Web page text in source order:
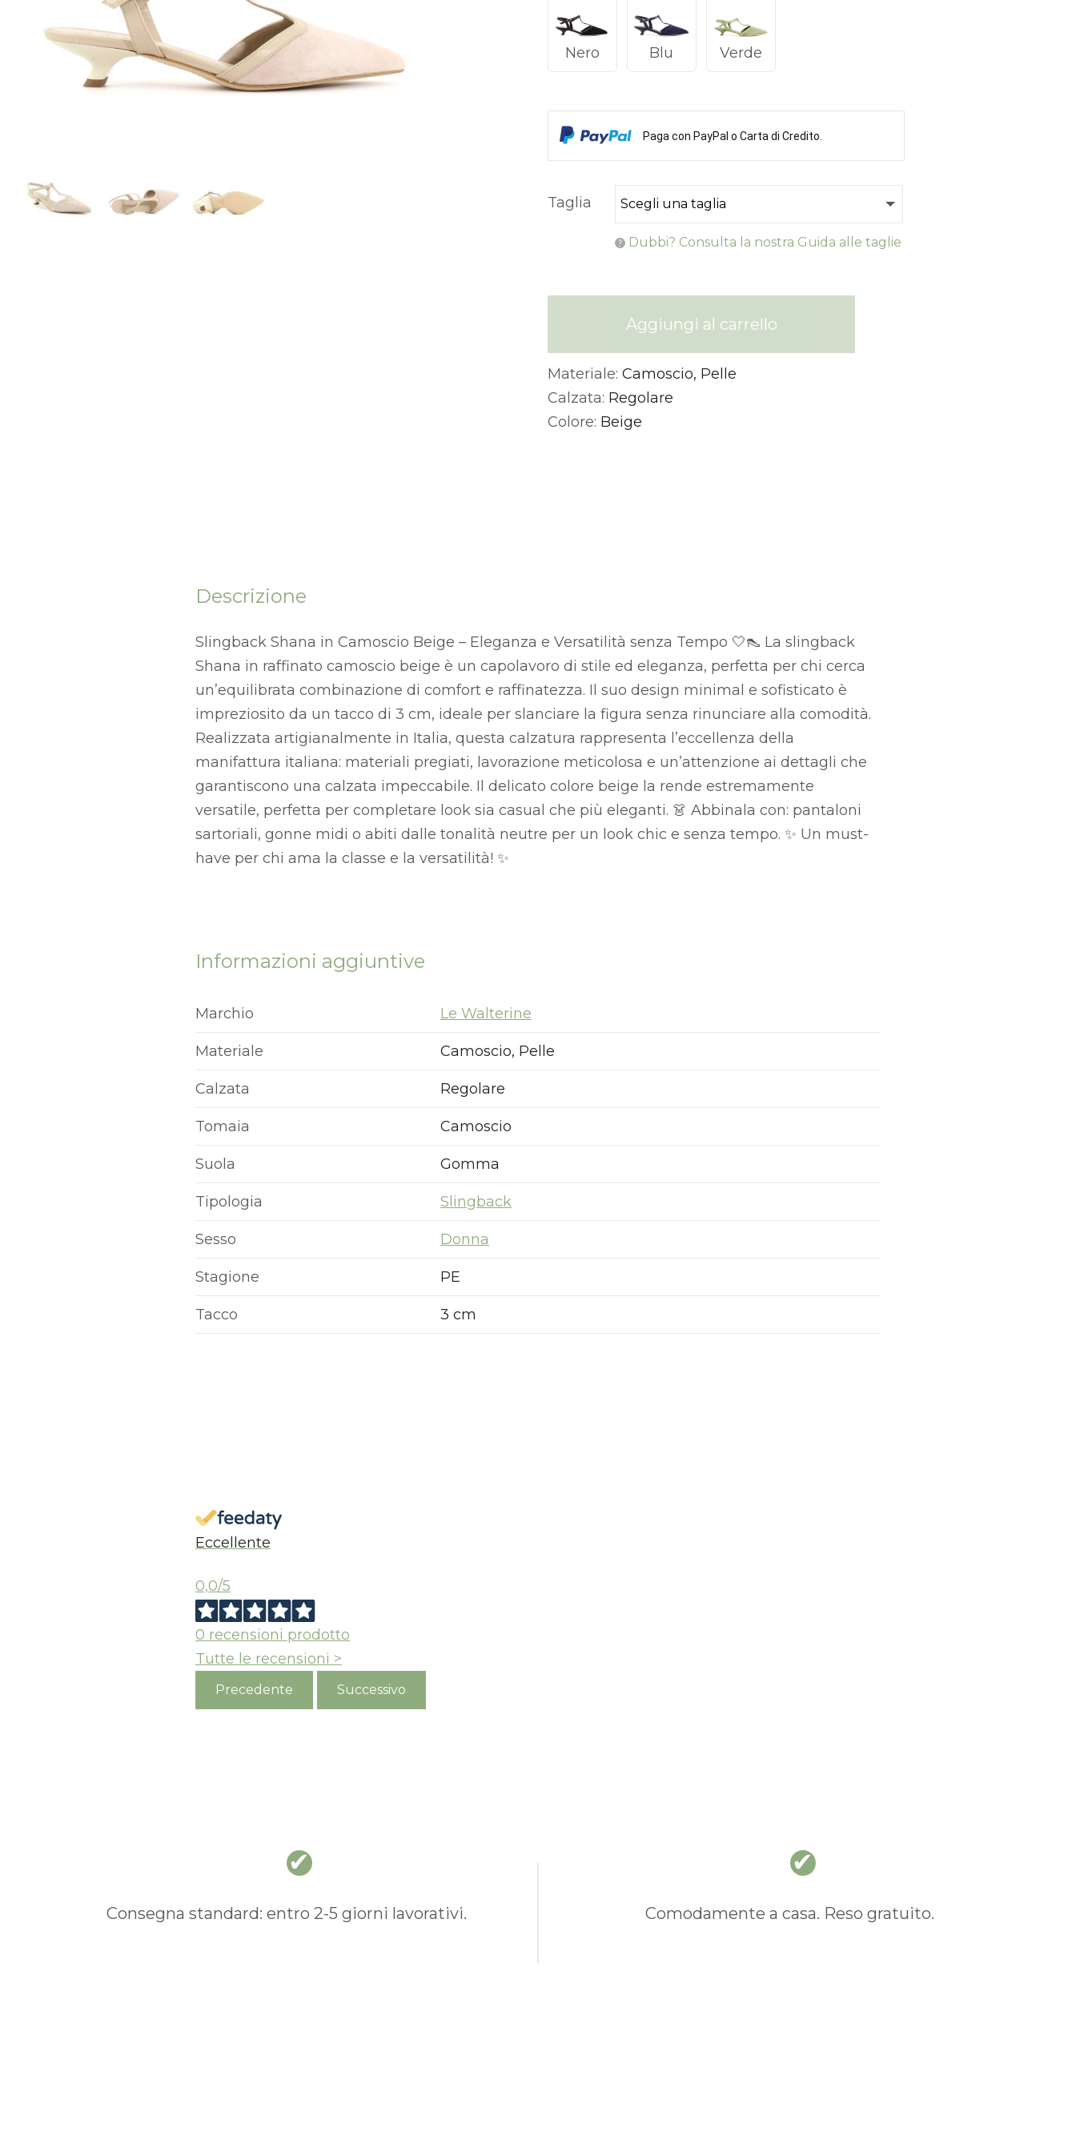
Nero Blu Verde
Paga con PayPal o Carta di Credito.
Taglia
Dubbi? Consulta la nostra Guida alle taglie
Aggiungi al carrello
Alternative:
Materiale: Camoscio, Pelle
Calzata: Regolare
Colore: Beige
Descrizione
Slingback Shana in Camoscio Beige – Eleganza e Versatilità senza Tempo 🤍👠 La slingback
Shana in raffinato camoscio beige è un capolavoro di stile ed eleganza, perfetta per chi cerca
un’equilibrata combinazione di comfort e raffinatezza. Il suo design minimal e sofisticato è
impreziosito da un tacco di 3 cm, ideale per slanciare la figura senza rinunciare alla comodità.
Realizzata artigianalmente in Italia, questa calzatura rappresenta l’eccellenza della
manifattura italiana: materiali pregiati, lavorazione meticolosa e un’attenzione ai dettagli che
garantiscono una calzata impeccabile. Il delicato colore beige la rende estremamente
versatile, perfetta per completare look sia casual che più eleganti. 👗 Abbinala con: pantaloni
sartoriali, gonne midi o abiti dalle tonalità neutre per un look chic e senza tempo. ✨ Un must-
have per chi ama la classe e la versatilità! ✨
Informazioni aggiuntive
Marchio Le Walterine
Materiale Camoscio, Pelle
Calzata Regolare
Tomaia Camoscio
Suola Gomma
Tipologia Slingback
Sesso Donna
Stagione PE
Tacco 3 cm
Eccellente
0,0/5
0 recensioni prodotto
Tutte le recensioni >
Precedente Successivo
Consegna standard: entro 2-5 giorni lavorativi. Comodamente a casa. Reso gratuito.
Nuovi ribassi fino al 70%
Spedizioni garantite prima della chiusura solo per gli
APPROFITTANE ORA